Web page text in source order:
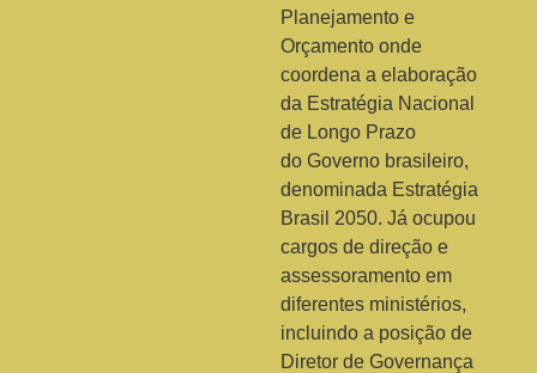
Planejamento e
Orçamento onde
coordena a elaboração
da Estratégia Nacional
de Longo Prazo
do Governo brasileiro,
denominada Estratégia
Brasil 2050. Já ocupou
cargos de direção e
assessoramento em
diferentes ministérios,
incluindo a posição de
Diretor de Governança